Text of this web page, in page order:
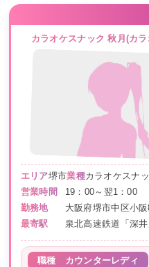
カラオケスナック 秋月(カ
エリア堺市業種カラオケスナ
営業時間
19：00～翌1：00
勤務地
大阪府堺市中区小
最寄駅
泉北高速鉄道「深
職種 カウンターレディ